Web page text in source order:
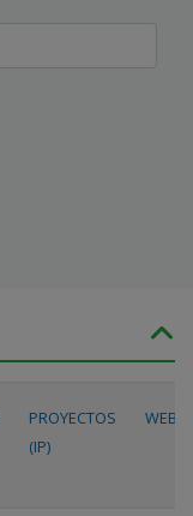
PROYECTOS
(IP)
WEB